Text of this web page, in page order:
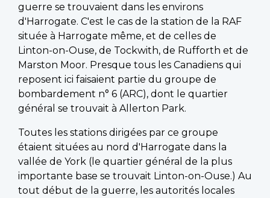
guerre se trouvaient dans les environs
d'Harrogate. C'est le cas de la station de la RAF
située à Harrogate même, et de celles de
Linton-on-Ouse, de Tockwith, de Rufforth et de
Marston Moor. Presque tous les Canadiens qui
reposent ici faisaient partie du groupe de
bombardement n° 6 (ARC), dont le quartier
général se trouvait à Allerton Park.
Toutes les stations dirigées par ce groupe
étaient situées au nord d'Harrogate dans la
vallée de York (le quartier général de la plus
importante base se trouvait Linton-on-Ouse.) Au
tout début de la guerre, les autorités locales